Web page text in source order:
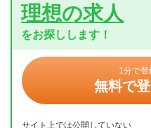
理想の求人
をお探しします！
1分で登
無料で
サイト上では公開していない